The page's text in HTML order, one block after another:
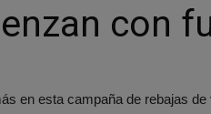
con
en esta campaña de rebajas